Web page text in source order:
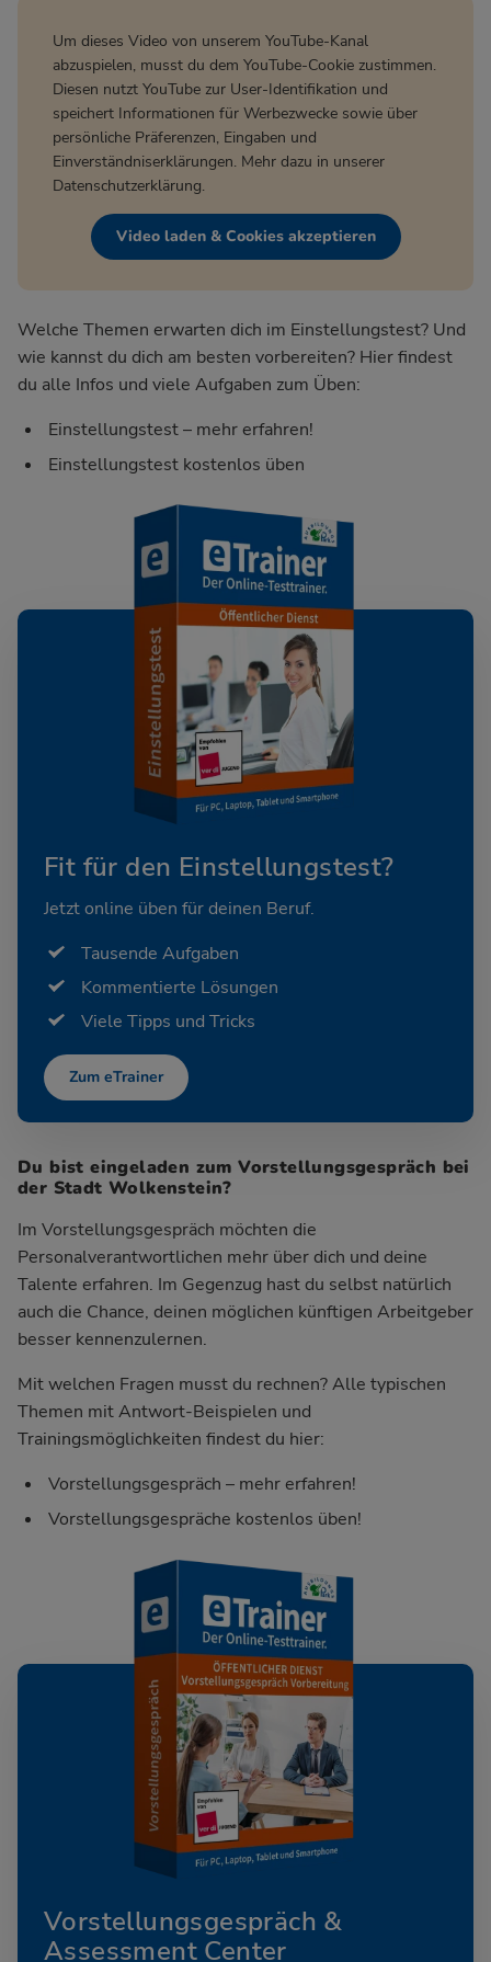
Um dieses Video von unserem YouTube-Kanal
abzuspielen, musst du dem YouTube-Cookie zustimmen.
Diesen nutzt YouTube zur User-Identifikation und
speichert Informationen für Werbezwecke sowie über
persönliche Präferenzen, Eingaben und
Einverständniserklärungen. Mehr dazu in unserer
Datenschutzerklärung.
Video laden & Cookies akzeptieren
Welche Themen erwarten dich im Einstellungstest? Und
wie kannst du dich am besten vorbereiten? Hier findest
du alle Infos und viele Aufgaben zum Üben:
Einstellungstest – mehr erfahren!
Einstellungstest kostenlos üben
Fit für den Einstellungstest?
Jetzt online üben für deinen Beruf.
Tausende Aufgaben
Kommentierte Lösungen
Viele Tipps und Tricks
Zum eTrainer
Du bist eingeladen zum Vorstellungsgespräch bei
der Stadt Wolkenstein?
Im Vorstellungsgespräch möchten die
Personalverantwortlichen mehr über dich und deine
Talente erfahren. Im Gegenzug hast du selbst natürlich
auch die Chance, deinen möglichen künftigen Arbeitgeber
besser kennenzulernen.
Mit welchen Fragen musst du rechnen? Alle typischen
Themen mit Antwort-Beispielen und
Trainingsmöglichkeiten findest du hier:
Vorstellungsgespräch – mehr erfahren!
Vorstellungsgespräche kostenlos üben!
Vorstellungsgespräch &
Assessment Center